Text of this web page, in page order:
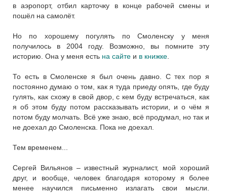
в аэропорт, отбил карточку в конце рабочей смены и
пошёл на самолёт.
Но по хорошему погулять по Смоленску у меня
получилось в 2004 году. Возможно, вы помните эту
историю. Она у меня есть на сайте и в книжке
То есть в Смоленске я был очень давно. С тех пор я
постоянно думаю о том, как я туда приеду опять, где буду
гулять, как схожу в свой двор, с кем буду встречаться, как
я об этом буду потом рассказывать истории, и о чём я
потом буду молчать. Всё уже знаю, всё продумал, но так и
не доехал до Смоленска. Пока не доехал.
Тем временем...
Сергей Вильянов – известный журналист, мой хороший
друг, и вообще, человек благодаря которому я более
менее научился письменно излагать свои мысли.